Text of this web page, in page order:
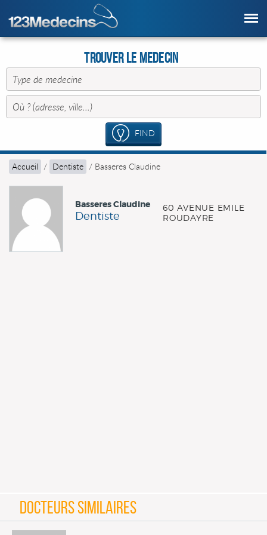
Trouver le Medecin
FIND
Accueil / Dentiste / Basseres Claudine
Basseres Claudine
Dentiste
60 AVENUE EMILE
ROUDAYRE
DOCTEURS SIMILAIRES